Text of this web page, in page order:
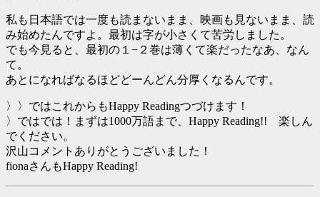
私も日本語では一度も読まないまま、映画も見ないまま、読
み始めたんですよ。最初は字が小さくて苦労しました。
でも今見ると、最初の１−２巻は薄くて楽だったなあ、なん
て。
あとになればなるほどどーんどん分厚くなるんです。
〉〉ではこれからもHappy Readingつづけます！
〉ではでは！まずは1000万語まで、Happy Reading!! 楽しん
でください。
沢山コメントありがとうございました！
fionaさんもHappy Reading!